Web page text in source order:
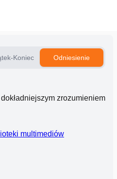
Koniec Odniesienie
zrozumieniem
multimediów